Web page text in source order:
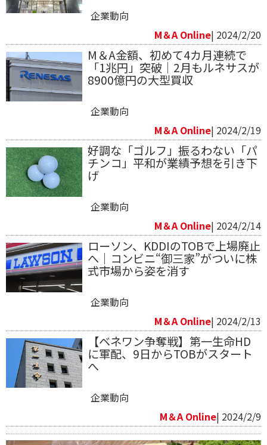
企業動向
M＆A Online| 2024/2/20
M＆A金額、初めて4カ月連続で
「1兆円」突破｜2月もルネサスが
8900億円の大型買収
企業動向
M＆A Online| 2024/2/19
好調な「ゴルフ」振るわない「パ
チンコ」平和が業績予想を引き下
げ
企業動向
M＆A Online| 2024/2/14
ローソン、KDDIのTOBで上場廃止
へ｜コンビニ“御三家”がついに株
式市場から姿を消す
企業動向
M＆A Online| 2024/2/13
【ベネワン争奪戦】第一生命HD
に軍配、9日からTOBがスタート
へ
企業動向
M＆A Online| 2024/2/9